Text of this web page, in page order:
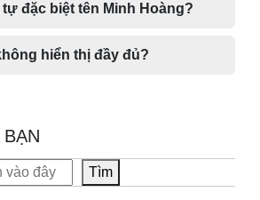
đặc biệt tên Minh Hoàng?
hiển thị đầy đủ?
Tìm